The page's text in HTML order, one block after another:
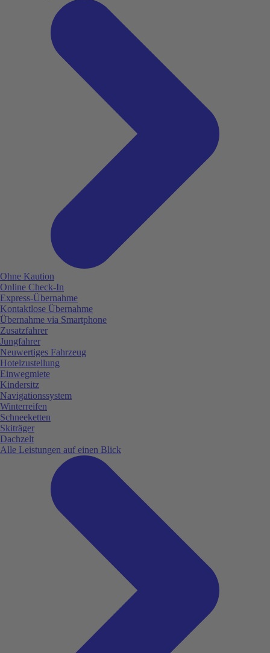
Ohne Kaution
Online Check-In
Express-Übernahme
Kontaktlose Übernahme
Übernahme via Smartphone
Zusatzfahrer
Jungfahrer
Neuwertiges Fahrzeug
Hotelzustellung
Einwegmiete
Kindersitz
Navigationssystem
Winterreifen
Schneeketten
Skiträger
Dachzelt
Alle Leistungen auf einen Blick